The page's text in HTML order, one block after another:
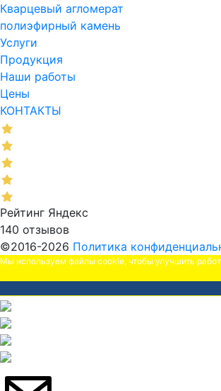
Кварцевый агломерат
полиэфирный камень
Услуги
Продукция
Наши работы
Цены
КОНТАКТЫ
Рейтинг Яндекс
140 отзывов
©2016-2026 Политика
Мы используем файлы cookie, чтобы улучшить